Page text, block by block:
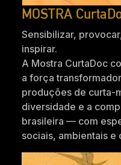
MOSTRA
Sensibilizar,
inspirar.
A Mostra CurtaDoc
a força
produções de curta-
diversidade e a
brasileira — com
sociais, ambientais e